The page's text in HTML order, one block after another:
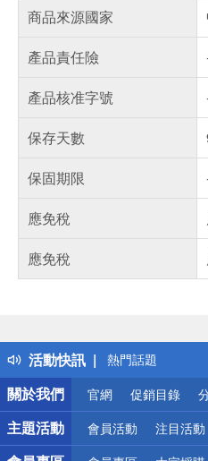
商品來源國家
產品責任險
產品核准字號
保存天數
保固期限
應免稅
應免稅
活動快訊
得獎公告
熱門話題
銀行優惠
偏遠地區配送
詐騙網頁！請小
關於我們
官網 促銷目錄
主題活動 會員活動 注目活動